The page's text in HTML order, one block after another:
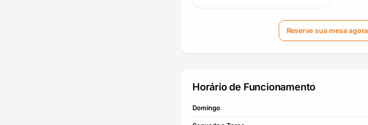
Reserve sua mesa agora
Horário de Funcionamento
Domingo